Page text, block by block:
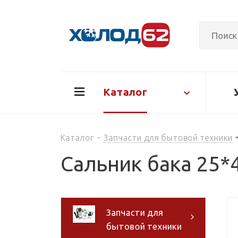
Каталог
Каталог - Запчасти для бытовой техники
Сальник бака
Запчасти для
бытовой техники